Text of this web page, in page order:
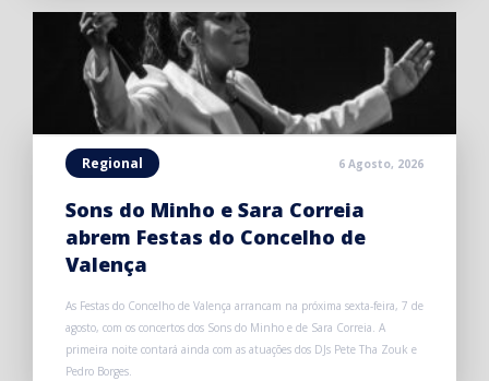
Regional 6 Agosto, 2026
Sons do Minho e Sara Correia
abrem Festas do Concelho de
Valença
As Festas do Concelho de Valença arrancam na próxima sexta-feira, 7 de
agosto, com os concertos dos Sons do Minho e de Sara Correia. A
primeira noite contará ainda com as atuações dos DJs Pete Tha Zouk e
Pedro Borges.